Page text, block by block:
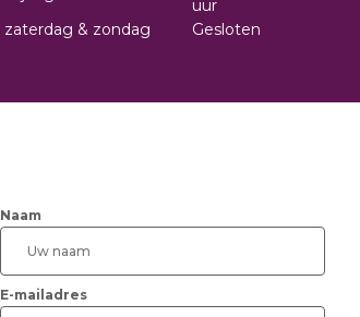
uur
zaterdag & zondag
Gesloten
Naam
E-mailadres